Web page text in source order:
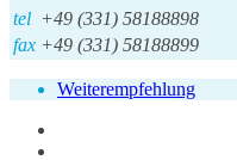
tel +49 (331) 58188898
fax +49 (331) 58188899
Weiterempfehlung